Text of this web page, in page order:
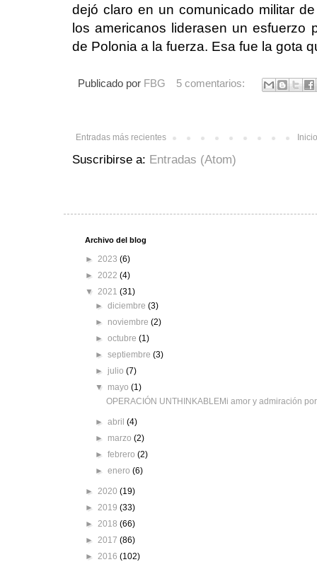
dejó claro en un comunicado militar
los americanos liderasen un esfuerzo
de Polonia a la fuerza. Esa fue la gota
Publicado por FBG 5 comentarios:
Entradas más recientes Inicio
Suscribirse a: Entradas (Atom)
Archivo del blog
► 2023 (6)
► 2022 (4)
▼ 2021 (31)
►diciembre(3)
► noviembre(2)
►octubre(1)
►septiembre(3)
► julio(7)
▼ mayo(1)
OPERACIÓN UNTHINKABLEMi amor y admiración
►abril(4)
► marzo(2)
►febrero(2)
►enero(6)
► 2020 (19)
► 2019 (33)
► 2018 (66)
► 2017 (86)
► 2016 (102)